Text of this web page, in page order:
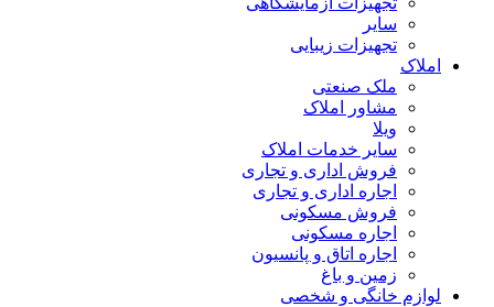
سایر
تجهیزات زیبایی
املاک
ملک صنعتی
مشاور املاک
ویلا
سایر خدمات املاک
فروش اداری و تجاری
اجاره اداری و تجاری
فروش مسکونی
اجاره مسکونی
اجاره اتاق و پانسیون
زمین و باغ
لوازم خانگی و شخصی